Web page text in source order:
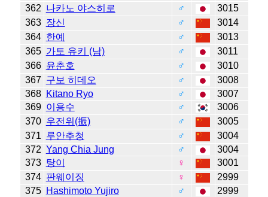
362 나카노 야스히로 ♂
3015
363 장신 ♂
3014
364 한예 ♂
3013
365 가토 유키 (남) ♂
3011
366 윤춘호 ♂
3010
367 구보 히데오 ♂
3008
368 Kitano Ryo ♂
3007
369 이용수 ♂
3006
370 우전위(振) ♂
3005
371 루안추청 ♂
3004
372 Yang Chia Jung ♂
3004
373 탕이 ♀
3001
374 판웨이징 ♀
2999
375 Hashimoto Yujiro ♂
2999